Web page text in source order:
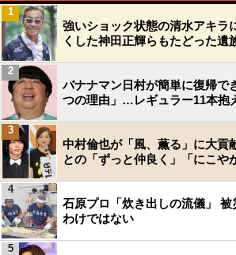
強いショック状態の清水アキ
くした神田正輝らもたどった遺
1
バナナマン日村が簡単に復帰で
つの理由」…レギュラー11本抱
2
中村倫也が「風、薫る」に大
との「ずっと仲良く」「にこや
3
石原プロ「炊き出しの流儀」
わけではない
4
5